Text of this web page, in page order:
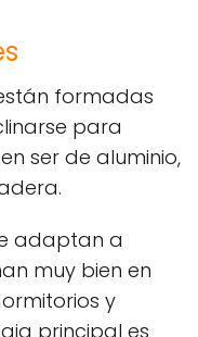
formadas
para
ser de aluminio,
adaptan a
muy bien en
y
principal es